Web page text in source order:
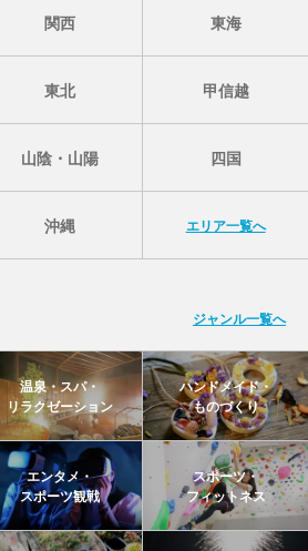
関西 東海
東北 甲信越
山陰・山陽 四国
沖縄 エリア一覧へ
ジャンル一覧へ
温泉・スパ・
リラクゼーション
ハンドメイド・
ものづくり
エンタメ・
スポーツ観戦
スポーツ・
フィットネス